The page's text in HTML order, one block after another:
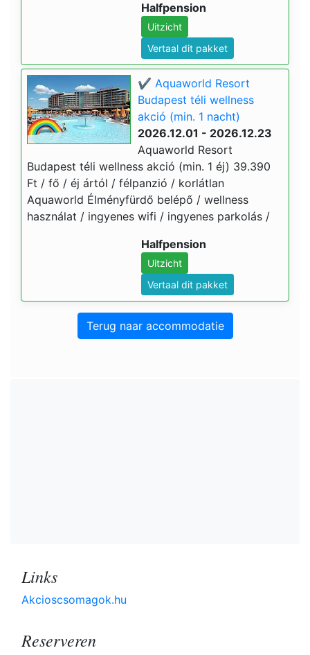
Halfpension
Uitzicht
Vertaal dit pakket
✔️ Aquaworld Resort
Budapest téli wellness
akció (min. 1 nacht)
2026.12.01 - 2026.12.23
Aquaworld Resort
Budapest téli wellness akció (min. 1 éj) 39.390
Ft / fő / éj ártól / félpanzió / korlátlan
Aquaworld Élményfürdő belépő / wellness
használat / ingyenes wifi / ingyenes parkolás /
Halfpension
Uitzicht
Vertaal dit pakket
Terug naar accommodatie
Links
Akcioscsomagok.hu
Reserveren